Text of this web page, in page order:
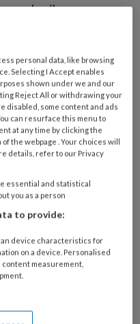
gebruikers,
personal data, like browsing
Selecting I Accept enables
shown under we and our
Reject All or withdrawing your
disabled, some content and ads
can resurface this menu to
at any time by clicking the
the webpage . Your choices will
details, refer to our Privacy
essential and statistical
you as a person
to provide:
device characteristics for
on a device. Personalised
measurement,